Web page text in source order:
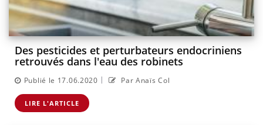
Des pesticides et perturbateurs endocriniens
retrouvés dans l'eau des robinets
Publié le 17.06.2020 | Par Anaïs Col
LIRE L'ARTICLE